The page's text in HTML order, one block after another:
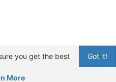
Got it!
you get the best
More